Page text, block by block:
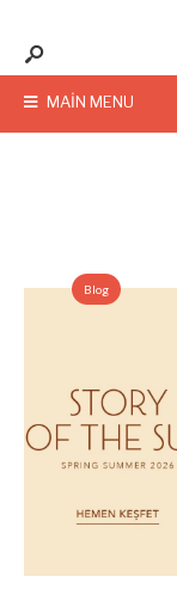
MAIN MENU
Blog